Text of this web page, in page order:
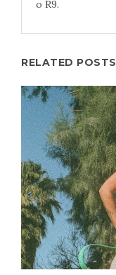
o R9.
RELATED POSTS